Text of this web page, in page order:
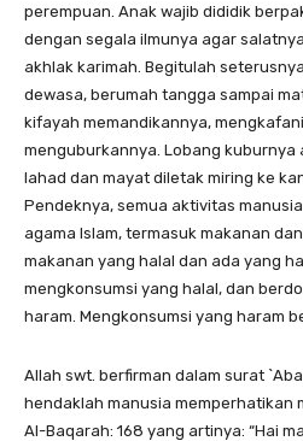
perempuan. Anak wajib dididik
dengan segala ilmunya agar
akhlak karimah. Begitulah
dewasa, berumah tangga sampai
kifayah memandikannya,
menguburkannya. Lobang kuburnya
lahad dan mayat diletak miring ke
Pendeknya, semua aktivitas
agama Islam, termasuk makanan
makanan yang halal dan ada yang
mengkonsumsi yang halal, dan
haram. Mengkonsumsi yang haram
Allah swt. berfirman dalam surat
hendaklah manusia memperhatikan
Al-Baqarah: 168 yang artinya: “Hai